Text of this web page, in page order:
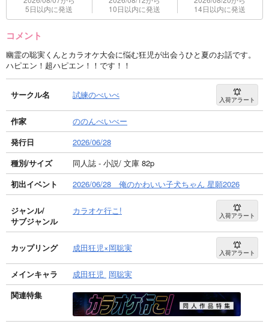
5日以内に発送
10日以内に発送
14日以内に発送
コメント
幽霊の聡実くんとカラオケ大会に悩む狂児が出会うひと夏のお話です。
ハピエン！超ハピエン！！です！！
サークル名 試練のべいべ 入荷アラート
作家
ののんべいべー
発行日
2026/06/28
種別/サイズ
同人誌 - 小説/ 文庫 82p
初出イベント
2026/06/28 俺のかわいい子犬ちゃん 星願2026
ジャンル/
サブジャンル
カラオケ行こ! 入荷アラート
カップリング 成田狂児×岡聡実 入荷アラート
メインキャラ 成田狂児 岡聡実
関連特集